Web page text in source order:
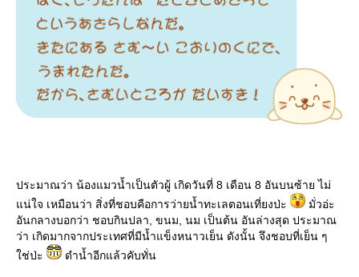
ประมาณว่า น้องแมวน้ำเป็นตัวผู้ เกิดวันที่ 8 เดือน 8 อันบนซ้าย ไม่
น่ใจ เหมือนว่า สิ่งที่ชอบคือการว่ายน้ำทะเลตอนเที่ยงป่ะ
มั่วอ่ะ
อันกลางบอกว่า ชอบกินปลา, ขนม, นม เป็นต้น อันล่างสุด ประมาณ
ว่า เกิดมากจากประเทศที่มีน้ำแข็งหนาวเย็น ดังนั้น จึงชอบที่เย็น ๆ
ช่ป่ะ
ดำน้ำอีกแล้วคับทั่น